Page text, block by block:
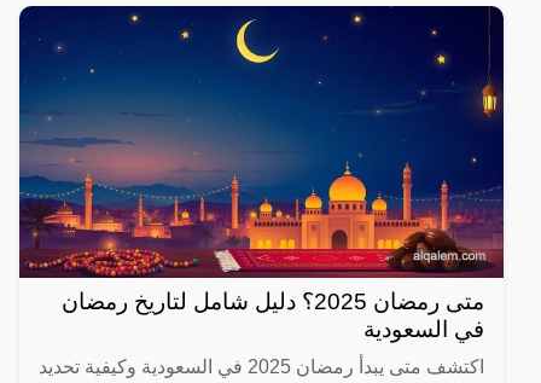
متى رمضان 2025؟ دليل شامل لتاريخ رمضان
في السعودية
اكتشف متى يبدأ رمضان 2025 في السعودية وكيفية تحديد